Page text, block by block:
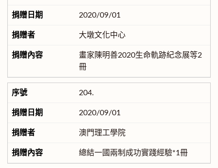
2020/09/01
大墩文化中心
畫家陳明善2020生命軌跡紀念展等2
冊
204.
2020/09/01
澳門理工學院
總結一國兩制成功實踐經驗*1冊